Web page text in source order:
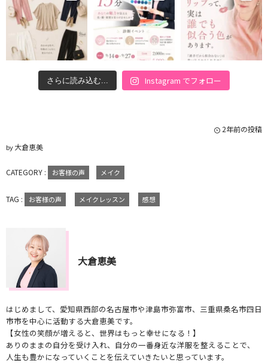
さらに読み込む... Instagram でフォロー
2年前の投稿
by大倉恵美
CATEGORY : お客様の声 メイク
TAG : お客様の声 メイクレッスン 感想
大倉恵美
はじめまして、愛知県西部の名古屋市や津島市弥富市、三重県桑名市四日
市市を中心に活動する大倉恵美です。
【女性の笑顔が増えると、世界はもっと幸せになる！】
ありのままの自分を受け入れ、自分の一番身近な洋服を整えることで、
人生も豊かになっていくことを伝えていきたいと思っています。